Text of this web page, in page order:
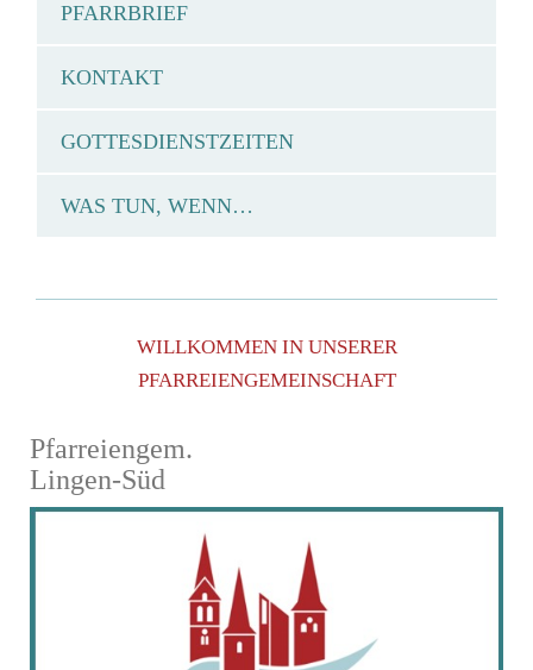
PFARRBRIEF
KONTAKT
GOTTESDIENSTZEITEN
WAS TUN, WENN…
WILLKOMMEN IN UNSERER
PFARREIENGEMEINSCHAFT
Pfarreiengem.
Lingen-Süd